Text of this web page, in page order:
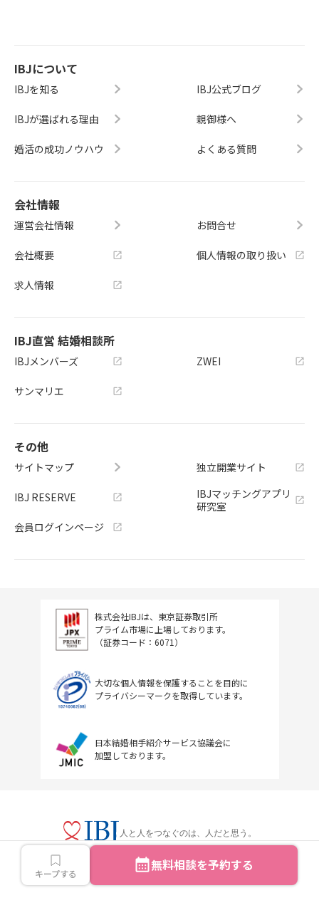
キープする 無料相談を予約する
IBJについて
IBJを知る
IBJが選ばれる理由
婚活の成功ノウハウ
IBJ公式ブログ
親御様へ
よくある質問
会社情報
運営会社情報
会社概要
求人情報
お問合せ
個人情報の取り扱い
IBJ直営 結婚相談所
IBJメンバーズ
サンマリエ
ZWEI
その他
サイトマップ
IBJ RESERVE
会員ログインページ
独立開業サイト
IBJマッチングアプリ
研究室
株式会社IBJは、東京証券取引所
プライム市場に上場しております。
（証券コード：6071）
大切な個人情報を保護することを目的に
プライバシーマークを取得しています。
日本結婚相手紹介サービス協議会に
加盟しております。
人と人をつなぐのは、人だと思う。